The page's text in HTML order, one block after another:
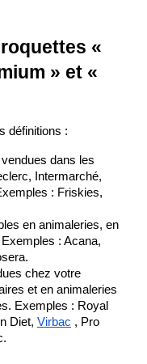
«
» et «
définitions :
vendues dans les
Intermarché,
: Friskies,
en animaleries, en
: Acana,
chez votre
et en animaleries
Exemples : Royal
Diet, Virbac , Pro